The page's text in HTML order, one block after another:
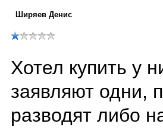
Ширяев Денис
Хотел купить у
заявляют одни,
разводят либо